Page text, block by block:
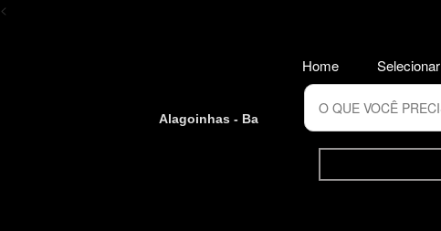
<
Alagoinhas - Ba
Home Selecionar